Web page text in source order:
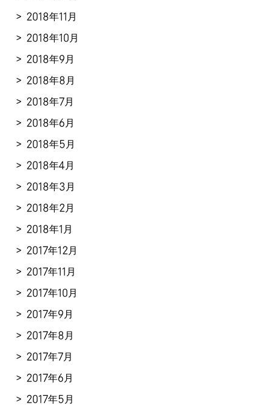
2018年11月
2018年10月
2018年9月
2018年8月
2018年7月
2018年6月
2018年5月
2018年4月
2018年3月
2018年2月
2018年1月
2017年12月
2017年11月
2017年10月
2017年9月
2017年8月
2017年7月
2017年6月
2017年5月